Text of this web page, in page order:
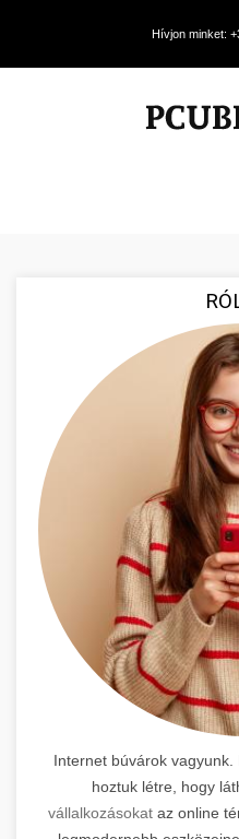
Hívjon minket:
Internet búvárok
hoztuk létre, hogy
vállalkozásokat az online